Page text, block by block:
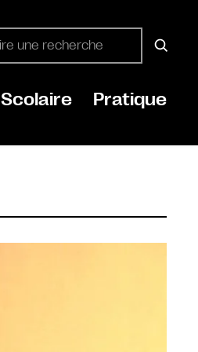
Scolaire Pratique